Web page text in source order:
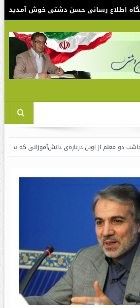
اطلاع رسانی حسن دشتی خوش آمدید
درباره‌ی دانش‌آموزانی که سوختند نقدی بر